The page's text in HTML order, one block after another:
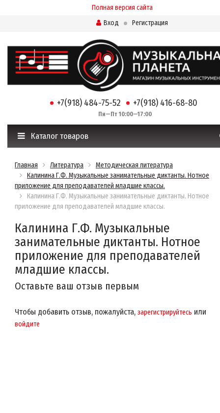
Полная версия сайта
Вход
Регистрация
+7(918) 484-75-52 +7(918) 416-68-80
Пн—Пт 10:00—17:00
Каталог товаров
Главная Литература
Методическая литература
Калинина Г.Ф. Музыкальные занимательные диктанты. Нотное
приложение для преподавателей младшие классы.
Калинина Г.Ф. Музыкальные занимательные диктанты. Нотное
приложение для преподавателей младшие классы.
Калинина Г.Ф. Музыкальные
занимательные диктанты. Нотное
приложение для преподавателей
младшие классы.
Оставьте ваш отзыв первым
Чтобы добавить отзыв, пожалуйста, зарегистрируйтесь или
войдите